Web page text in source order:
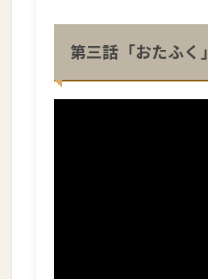
第三話「おたふく」